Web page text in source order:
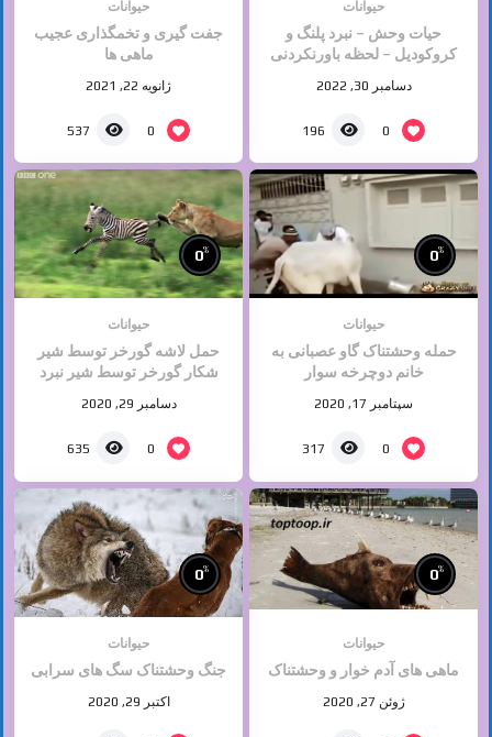
حیوانات
حیات وحش – نبرد پلنگ و
کروکودیل – لحظه باورنکردنی
دسامبر 30, 2022
0
196
حیوانات
جفت گیری و تخمگذاری عجیب
ماهی ها
ژانویه 22, 2021
0
537
0%
حیوانات
حمله وحشتناک گاو عصبانی به
خانم دوچرخه سوار
سپتامبر 17, 2020
0
317
0%
حیوانات
حمل لاشه گورخر توسط شیر
شکار گورخر توسط شیر نبرد
شیر با گورخر
دسامبر 29, 2020
0
635
0%
حیوانات
ماهی های آدم خوار و وحشتناک
ژوئن 27, 2020
0%
حیوانات
جنگ وحشتناک سگ های سرابی
اکتبر 29, 2020